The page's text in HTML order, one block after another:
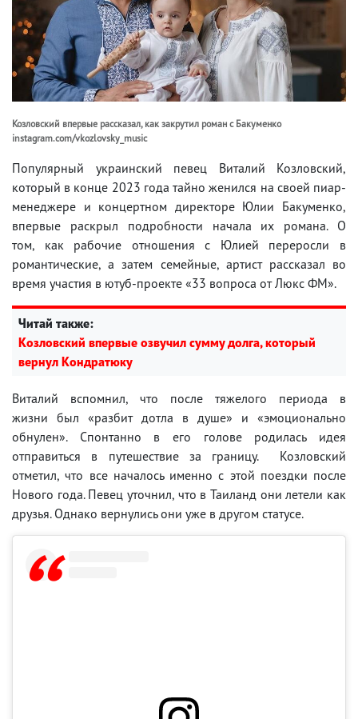
Козловский впервые рассказал, как закрутил роман с Бакуменко
instagram.com/vkozlovsky_music
Популярный украинский певец Виталий Козловский,
который в конце 2023 года тайно женился на своей пиар-
менеджере и концертном директоре Юлии Бакуменко,
впервые раскрыл подробности начала их романа. О
том, как рабочие отношения с Юлией переросли в
романтические, а затем семейные, артист рассказал во
время участия в ютуб-проекте «33 вопроса от Люкс ФМ».
Читай также:
Козловский впервые озвучил сумму долга, который
вернул Кондратюку
Виталий вспомнил, что после тяжелого периода в
жизни был «разбит дотла в душе» и «эмоционально
обнулен». Спонтанно в его голове родилась идея
отправиться в путешествие за границу. Козловский
отметил, что все началось именно с этой поездки после
Нового года. Певец уточнил, что в Таиланд они летели как
друзья. Однако вернулись они уже в другом статусе.